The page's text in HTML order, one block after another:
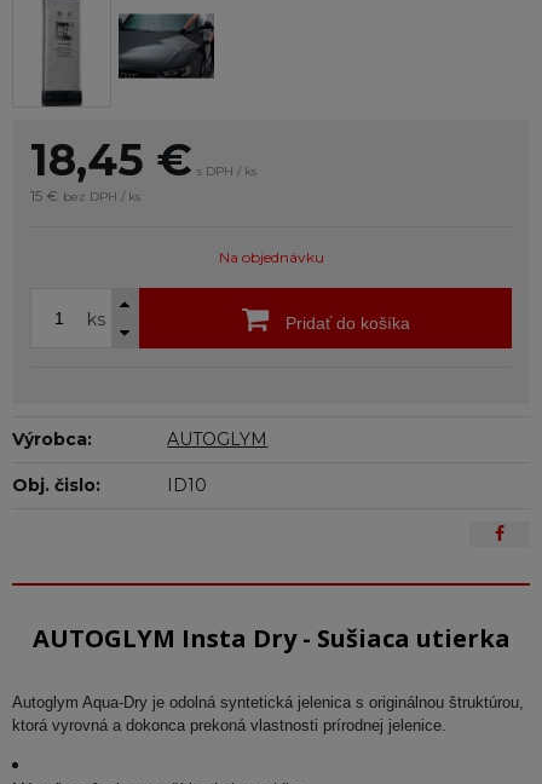
18,45 € s DPH / ks
15 € bez DPH / ks
Na objednávku
ks Pridať do košíka
Výrobca: AUTOGLYM
Obj. čislo: ID10
AUTOGLYM Insta Dry - Sušiaca utierka
Autoglym Aqua-Dry je odolná syntetická jelenica s originálnou štruktúrou,
ktorá vyrovná a dokonca prekoná vlastnosti prírodnej jelenice.